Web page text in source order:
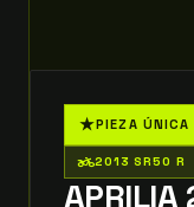
★PIEZA ÚNICA
two_wheeler2013 SR50 R
APRILIA